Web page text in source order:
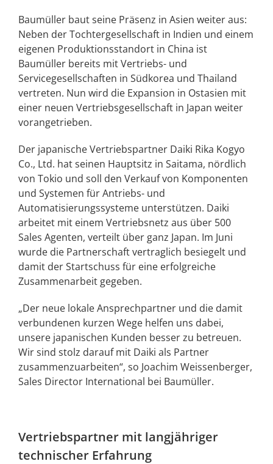
Baumüller baut seine Präsenz in Asien weiter aus:
Neben der Tochtergesellschaft in Indien und einem
eigenen Produktionsstandort in China ist
Baumüller bereits mit Vertriebs- und
Servicegesellschaften in Südkorea und Thailand
vertreten. Nun wird die Expansion in Ostasien mit
einer neuen Vertriebsgesellschaft in Japan weiter
vorangetrieben.
Der japanische Vertriebspartner Daiki Rika Kogyo
Co., Ltd. hat seinen Hauptsitz in Saitama, nördlich
von Tokio und soll den Verkauf von Komponenten
und Systemen für Antriebs- und
Automatisierungssysteme unterstützen. Daiki
arbeitet mit einem Vertriebsnetz aus über 500
Sales Agenten, verteilt über ganz Japan. Im Juni
wurde die Partnerschaft vertraglich besiegelt und
damit der Startschuss für eine erfolgreiche
Zusammenarbeit gegeben.
„Der neue lokale Ansprechpartner und die damit
verbundenen kurzen Wege helfen uns dabei,
unsere japanischen Kunden besser zu betreuen.
Wir sind stolz darauf mit Daiki als Partner
zusammenzuarbeiten“, so Joachim Weissenberger,
Sales Director International bei Baumüller.
Vertriebspartner mit langjähriger
technischer Erfahrung